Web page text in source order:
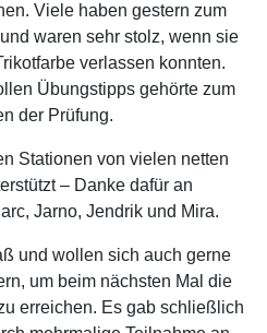
Viele haben gestern zum
waren sehr stolz, wenn sie
verlassen konnten.
Übungstipps gehörte zum
der Prüfung.
Stationen von vielen netten
– Danke dafür an
Jarno, Jendrik und Mira.
und wollen sich auch gerne
um beim nächsten Mal die
erreichen. Es gab schließlich